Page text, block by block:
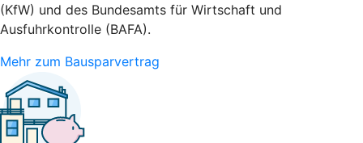
(KfW) und des Bundesamts für Wirtschaft und
Ausfuhrkontrolle (BAFA).
Mehr zum Bausparvertrag